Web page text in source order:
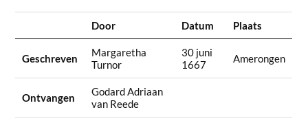
Door Datum Plaats
Geschreven
Margaretha
Turnor
30 juni
1667
Amerongen
Ontvangen
Godard Adriaan
van Reede